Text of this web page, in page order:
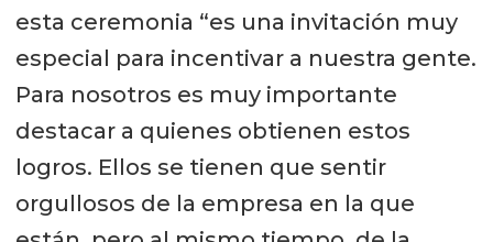
esta ceremonia “es una invitación muy
especial para incentivar a nuestra gente.
Para nosotros es muy importante
destacar a quienes obtienen estos
logros. Ellos se tienen que sentir
orgullosos de la empresa en la que